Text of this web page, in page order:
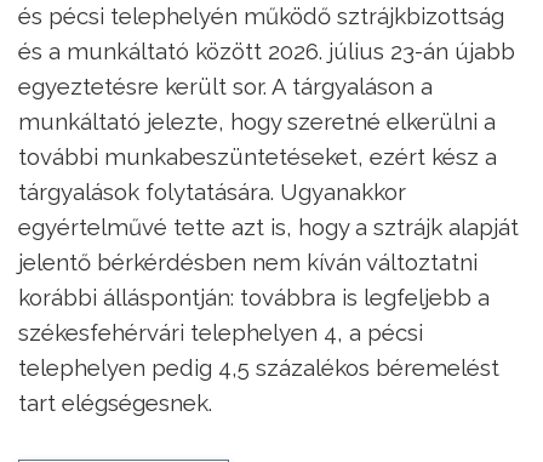
és pécsi telephelyén működő sztrájkbizottság
és a munkáltató között 2026. július 23-án újabb
egyeztetésre került sor. A tárgyaláson a
munkáltató jelezte, hogy szeretné elkerülni a
további munkabeszüntetéseket, ezért kész a
tárgyalások folytatására. Ugyanakkor
egyértelművé tette azt is, hogy a sztrájk alapját
jelentő bérkérdésben nem kíván változtatni
korábbi álláspontján: továbbra is legfeljebb a
székesfehérvári telephelyen 4, a pécsi
telephelyen pedig 4,5 százalékos béremelést
tart elégségesnek.